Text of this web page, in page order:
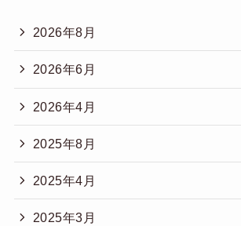
2026年8月
2026年6月
2026年4月
2025年8月
2025年4月
2025年3月